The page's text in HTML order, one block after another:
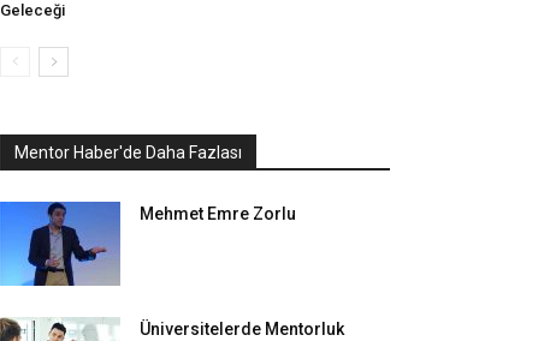
Geleceği
Mentor Haber'de Daha Fazlası
Mehmet Emre Zorlu
Üniversitelerde Mentorluk